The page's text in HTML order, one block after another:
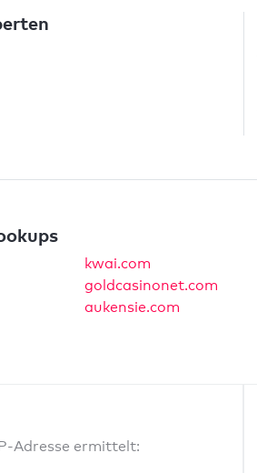
kwai.com
goldcasinonet.com
aukensie.com
Adresse ermittelt: